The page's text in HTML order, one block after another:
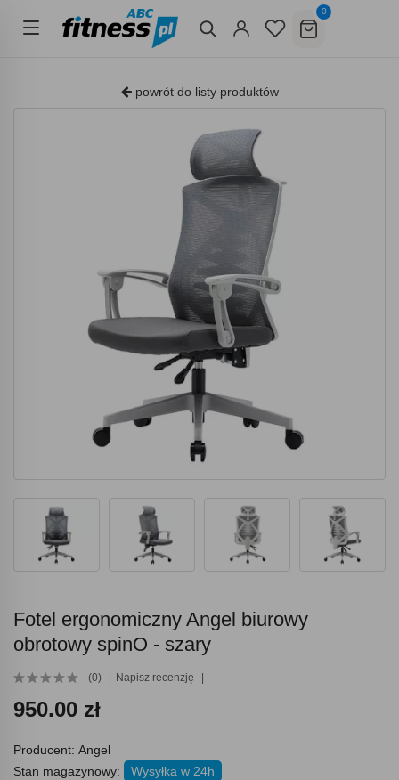
0
powrót do listy produktów
Fotel ergonomiczny Angel biurowy
obrotowy spinO - szary
(0) Napisz recenzję
950.00 zł
Producent: Angel
Stan magazynowy:
Wysyłka w 24h